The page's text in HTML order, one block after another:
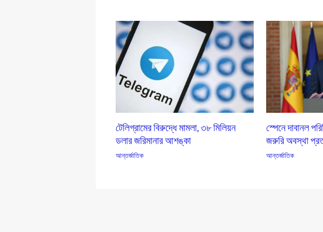
টেলিগ্রামের বিরুদ্ধে মামলা, ৩৮ মিলিয়ন
ডলার জরিমানার আশঙ্কা
আন্তর্জাতিক
স্পেনে দাবানল
জরুরি অবস্থা
আন্তর্জাতিক